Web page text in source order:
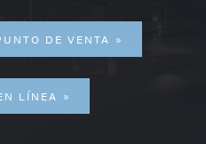
DE VENTA
LÍNEA